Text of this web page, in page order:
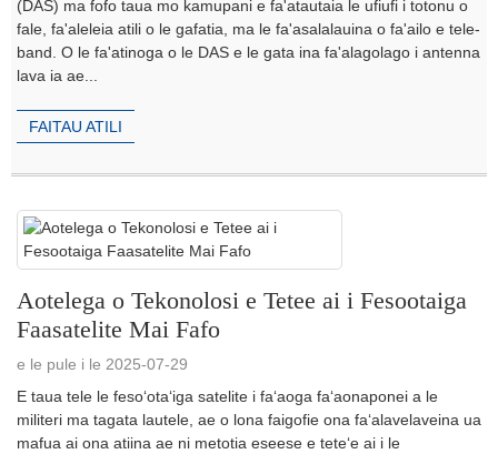
(DAS) ma fofo taua mo kamupani e fa'atautaia le ufiufi i totonu o
fale, fa'aleleia atili o le gafatia, ma le fa'asalalauina o fa'ailo e tele-
band. O le fa'atinoga o le DAS e le gata ina fa'alagolago i antenna
lava ia ae...
FAITAU ATILI
Aotelega o Tekonolosi e Tetee ai i Fesootaiga
Faasatelite Mai Fafo
e le pule i le 2025-07-29
E taua tele le fesoʻotaʻiga satelite i faʻaoga faʻaonaponei a le
militeri ma tagata lautele, ae o lona faigofie ona faʻalavelaveina ua
mafua ai ona atiina ae ni metotia eseese e teteʻe ai i le